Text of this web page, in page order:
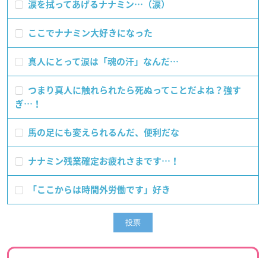
涙を拭ってあげるナナミン…（涙）
ここでナナミン大好きになった
真人にとって涙は「魂の汗」なんだ…
つまり真人に触れられたら死ぬってことだよね？強す
ぎ…！
馬の足にも変えられるんだ、便利だな
ナナミン残業確定お疲れさまです…！
「ここからは時間外労働です」好き